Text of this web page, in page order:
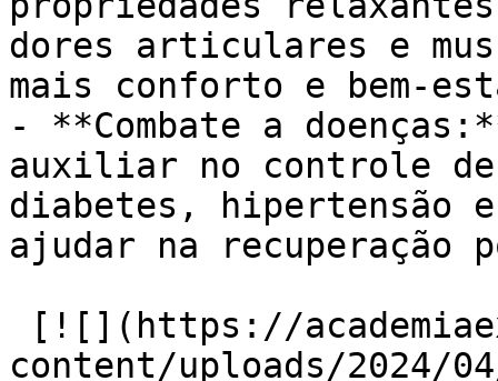
dores articulares e
mais conforto e bem-
- **Combate a
auxiliar no controle de
diabetes, hipertensão
ajudar na recuperação
content/uploads/2024/